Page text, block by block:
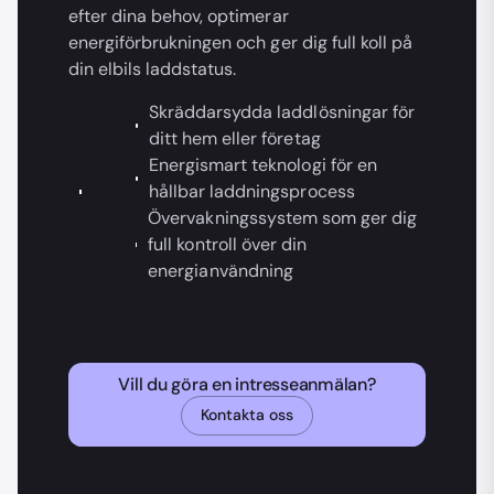
efter dina behov, optimerar
energiförbrukningen och ger dig full koll på
din elbils laddstatus.
Skräddarsydda laddlösningar för
ditt hem eller företag
Energismart teknologi för en
hållbar laddningsprocess
Övervakningssystem som ger dig
full kontroll över din
energianvändning
Vill du göra en intresseanmälan?
Kontakta oss